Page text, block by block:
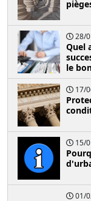
28/
Quel
le
17/
15/
01/